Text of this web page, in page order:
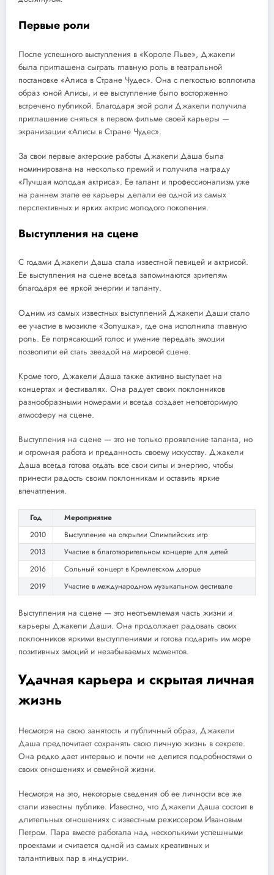
Первые роли
После успешного выступления в «Короле Льве», Джакели
была приглашена сыграть главную роль в театральной
постановке «Алиса в Стране Чудес». Она с легкостью воплотила
образ юной Алисы, и ее выступление было восторженно
встречено публикой. Благодаря этой роли Джакели получила
приглашение сняться в первом фильме своей карьеры —
экранизации «Алисы в Стране Чудес».
За свои первые актерские работы Джакели Даша была
номинирована на несколько премий и получила награду
«Лучшая молодая актриса». Ее талант и профессионализм уже
на раннем этапе ее карьеры делали ее одной из самых
перспективных и ярких актрис молодого поколения.
Выступления на сцене
С годами Джакели Даша стала известной певицей и актрисой.
Ее выступления на сцене всегда запоминаются зрителям
благодаря ее яркой энергии и таланту.
Одним из самых известных выступлений Джакели Даши стало
ее участие в мюзикле «Золушка», где она исполнила главную
роль. Ее потрясающий голос и умение передать эмоции
позволили ей стать звездой на мировой сцене.
Кроме того, Джакели Даша также активно выступает на
концертах и фестивалях. Она радует своих поклонников
разнообразными номерами и всегда создает неповторимую
атмосферу на сцене.
Выступления на сцене — это не только проявление таланта, но
и огромная работа и преданность своему искусству. Джакели
Даша всегда готова отдать все свои силы и энергию, чтобы
принести радость своим поклонникам и оставить яркие
впечатления.
Год
Мероприятие
2010
Выступление на открытии Олимпийских игр
2013
Участие в благотворительном концерте для детей
2016
Сольный концерт в Кремлевском дворце
2019
Участие в международном музыкальном фестивале
Выступления на сцене — это неотъемлемая часть жизни и
карьеры Джакели Даши. Она продолжает радовать своих
поклонников яркими выступлениями и готова подарить им море
позитивных эмоций и незабываемых моментов.
Удачная карьера и скрытая личная
жизнь
Несмотря на свою занятость и публичный образ, Джакели
Даша предпочитает сохранять свою личную жизнь в секрете.
Она редко дает интервью и почти не делится подробностями о
своих отношениях и семейной жизни.
Несмотря на это, некоторые сведения об ее личности все же
стали известны публике. Известно, что Джакели Даша состоит в
длительных отношениях с известным режиссером Ивановым
Петром. Пара вместе работала над несколькими успешными
проектами и считается одной из самых креативных и
талантливых пар в индустрии.